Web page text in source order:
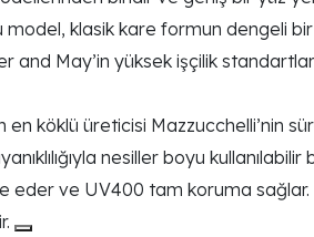
klasik kare formun dengeli
May’in yüksek işçilik
köklü üreticisi Mazzucchelli’nin
nesiller boyu
eder ve UV400 tam koruma